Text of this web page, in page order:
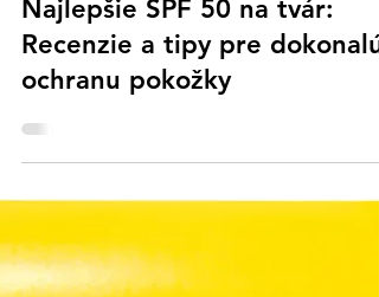
Krása
Najlepšie SPF 50 na tvár:
Recenzie a tipy pre dokonalú
ochranu pokožky